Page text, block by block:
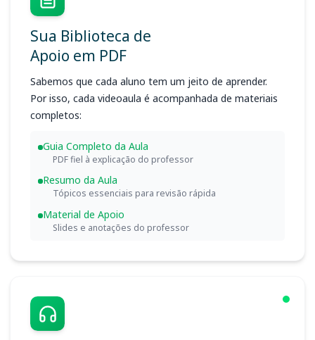
Sua Biblioteca de
Apoio em PDF
Sabemos que cada aluno tem um jeito de aprender.
Por isso, cada videoaula é acompanhada de materiais
completos:
Guia Completo da Aula
PDF fiel à explicação do professor
Resumo da Aula
Tópicos essenciais para revisão rápida
Material de Apoio
Slides e anotações do professor